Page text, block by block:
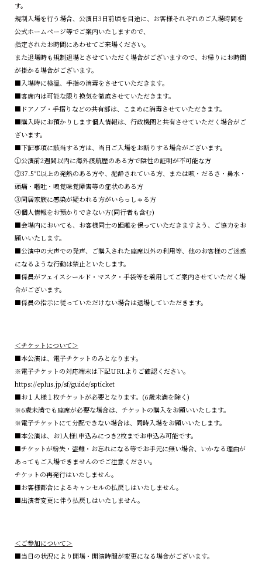
す。
規制入場を行う場合、公演日3日前頃を目途に、お客様それぞれのご入場時間を
公式ホームページ等でご案内いたしますので、
指定されたお時間にあわせてご来場ください。
また退場時も規制退場とさせていただく場合がございますので、お帰りにお時間
が掛かる場合がございます。
■入場時に検温、手指の消毒をさせていただきます。
■客席内は可能な限り換気を徹底させていただきます。
■ドアノブ・手摺りなどの共有部は、こまめに消毒させていただきます。
■購入時にお預かりします個人情報は、行政機関と共有させていただく場合がご
ざいます。
■下記事項に該当する方は、当日ご入場をお断りする場合がございます。
①公演前2週間以内に海外渡航歴のある方で陰性の証明が不可能な方
②37.5℃以上の発熱のある方や、泥酔されている方、または咳・だるさ・鼻水・
頭痛・嘔吐・嗅覚味覚障害等の症状のある方
③同居家族に感染が疑われる方がいらっしゃる方
④個人情報をお預かりできない方(同行者も含む)
■会場内においても、お客様同士の距離を保っていただきますよう、ご協力をお
願いいたします。
■公演中の大声での発声、ご購入された座席以外の利用等、他のお客様のご迷惑
になるような行動は禁止といたします。
■係員がフェイスシールド・マスク・手袋等を着用してご案内させていただく場
合がございます。
■係員の指示に従っていただけない場合は退場していただきます。
＜チケットについて＞
■本公演は、電子チケットのみとなります。
※電子チケットの対応端末は下記URLよりご確認ください。
https://eplus.jp/sf/guide/spticket
■お１人様１枚チケットが必要となります。(6歳未満を除く)
※6歳未満でも座席が必要な場合は、チケットの購入をお願いいたします。
※電子チケットにて分配できない場合は、同時入場をお願いいたします。
■本公演は、お1人様1申込みにつき2枚までお申込み可能です。
■チケットが紛失・盗難・お忘れになる等でお手元に無い場合、いかなる理由が
あってもご入場できませんのでご注意ください。
チケットの再発行はいたしません。
■お客様都合によるキャンセルの払戻しはいたしません。
■出演者変更に伴う払戻しはいたしません。
＜ご参加について＞
■当日の状況により開場・開演時間が変更になる場合がございます。